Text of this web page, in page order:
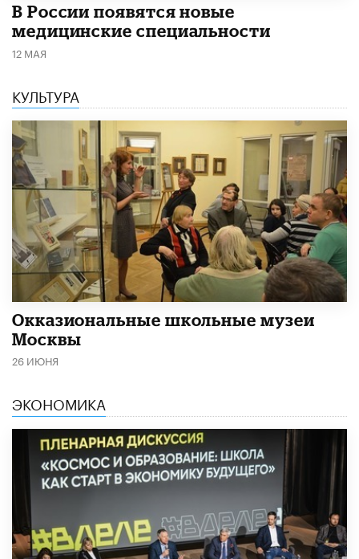
В России появятся новые
медицинские специальности
12 МАЯ
КУЛЬТУРА
​Окказиональные школьные музеи
Москвы
26 ИЮНЯ
ЭКОНОМИКА